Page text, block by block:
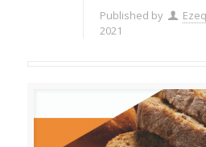
Published by
2021